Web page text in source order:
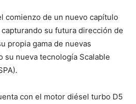
comienzo de un nuevo capítulo
su futura dirección de
propia gama de nuevas
su nueva tecnología Scalable
con el motor diésel turbo D5